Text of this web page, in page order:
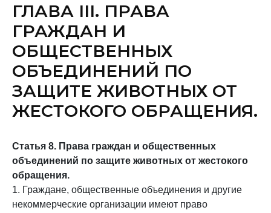
ГЛАВА III. ПРАВА
ГРАЖДАН И
ОБЩЕСТВЕННЫХ
ОБЪЕДИНЕНИЙ ПО
ЗАЩИТЕ ЖИВОТНЫХ ОТ
ЖЕСТОКОГО ОБРАЩЕНИЯ.
Статья 8. Права граждан и общественных
объединений по защите животных от жестокого
обращения.
1. Граждане, общественные объединения и другие
некоммерческие организации имеют право